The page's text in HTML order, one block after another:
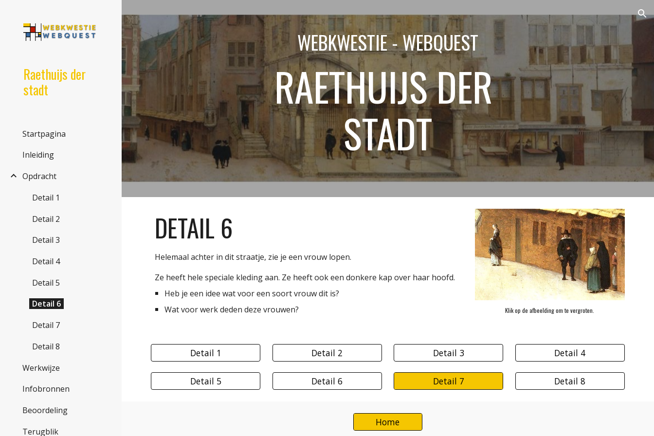
Skip to main content Skip to navigation
Raethuijs der
stadt
Startpagina
Inleiding
Opdracht
Detail 1
Detail 2
Detail 3
Detail 4
Detail 5
Detail 6
Detail 7
Detail 8
Werkwijze
Infobronnen
Beoordeling
Terugblik
WEBKWESTIE - WEBQUEST
RAETHUIJS DER
STADT
DETAIL 6
Helemaal achter in dit straatje, zie je een vrouw lopen.
Ze heeft hele speciale kleding aan. Ze heeft ook een donkere kap over haar hoofd.
Heb je een idee wat voor een soort vrouw dit is?
Wat voor werk deden deze vrouwen?
Klik op de afbeelding om te vergroten.
Detail 1
Detail 5
Detail 2
Detail 6
Detail 3
Detail 7
Detail 4
Detail 8
Home